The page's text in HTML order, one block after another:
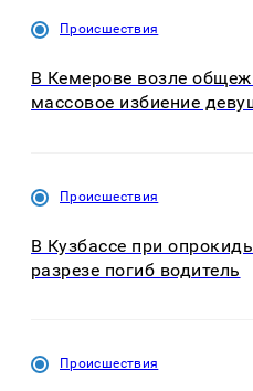
Происшествия
В Кемерове возле
массовое избиение
Происшествия
В Кузбассе при
разрезе погиб водитель
Происшествия